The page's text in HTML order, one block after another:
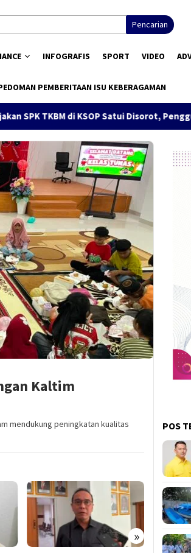
Pencarian
INFOGRAFIS SPORT VIDEO
PEMBERITAAN ISU KEBERAGAMAN
di KSOP Satui Disorot, Pengguna Jasa Nilai
Kaltim
mendukung peningkatan kualitas
»
POS